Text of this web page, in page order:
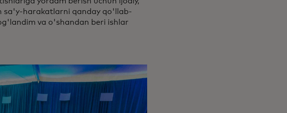
sa'y-harakatlarni qanday qo'llab-
va o'shandan beri ishlar